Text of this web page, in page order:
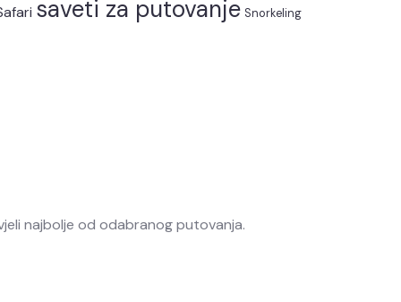
saveti za putovanje Snorkeling
najbolje od odabranog putovanja.